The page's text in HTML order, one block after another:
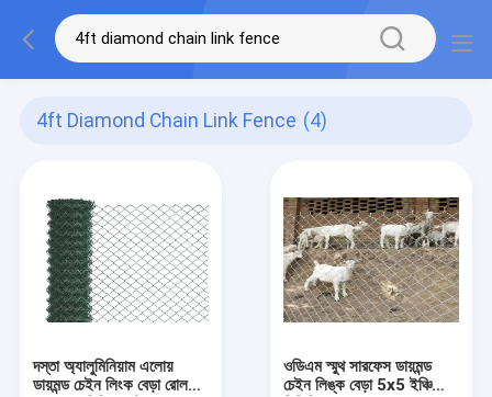
4ft Diamond Chain Link Fence (4)
দস্তা অ্যালুমিনিয়াম এলোয়
ডায়মন্ড চেইন লিংক বেড়া রোল
ওডিএম স্মুথ সারফেস ডায়মন্ড
চেইন লিঙ্ক বেড়া 5x5 ইঞ্চি